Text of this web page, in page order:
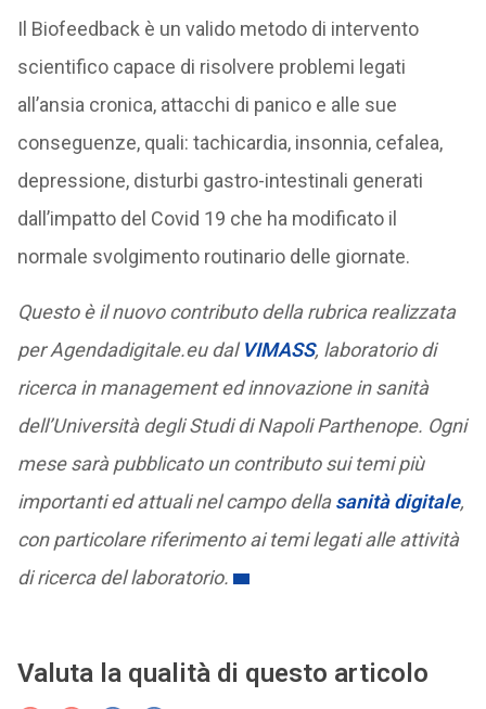
Il Biofeedback è un valido metodo di intervento
scientifico capace di risolvere problemi legati
all’ansia cronica, attacchi di panico e alle sue
conseguenze, quali: tachicardia, insonnia, cefalea,
depressione, disturbi gastro-intestinali generati
dall’impatto del Covid 19 che ha modificato il
normale svolgimento routinario delle giornate.
Questo è il nuovo contributo della rubrica realizzata
per Agendadigitale.eu dalVIMASS, laboratorio di
ricerca in management ed innovazione in sanità
dell’Università degli Studi di Napoli Parthenope. Ogni
mese sarà pubblicato un contributo sui temi più
importanti ed attuali nel campo dellasanità digitale,
con particolare riferimento ai temi legati alle attività
di ricerca del laboratorio.
Valuta la qualità di questo articolo